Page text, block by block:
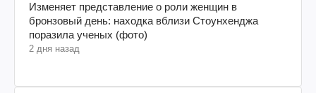
Изменяет представление о роли женщин в
бронзовый день: находка вблизи Стоунхенджа
поразила ученых (фото)
2 дня назад